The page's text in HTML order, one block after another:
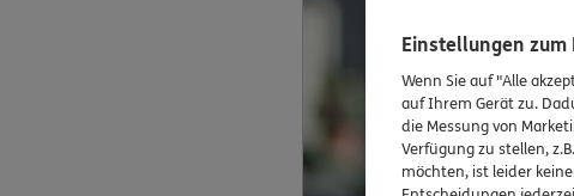
Einstellungen zum
Wenn Sie auf "Alle
auf Ihrem Gerät zu.
die Messung von
Verfügung zu stellen,
möchten, ist leider